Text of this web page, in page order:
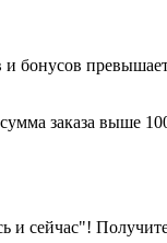
и бонусов
заказа выше
и сейчас"!